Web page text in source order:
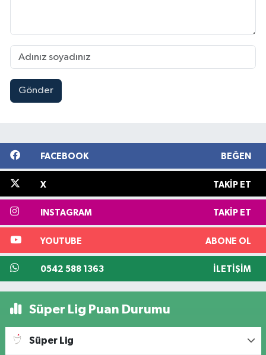
Gönder
FACEBOOK BEĞEN
X TAKIP ET
INSTAGRAM TAKIP ET
YOUTUBE ABONE OL
0542 588 1363 İLETIŞIM
Süper Lig Puan Durumu
Süper Lig